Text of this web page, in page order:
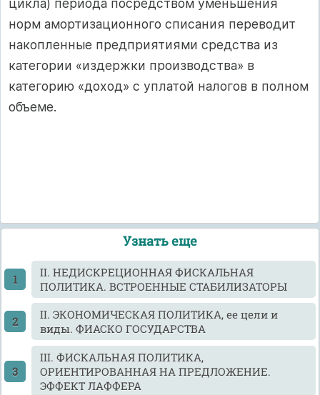
цикла) периода посредством уменьшения
норм амортизационного списания переводит
накопленные предприятиями средства из
категории «издержки производства» в
категорию «доход» с уплатой налогов в полном
объеме.
Узнать еще
II. НЕДИСКРЕЦИОННАЯ ФИСКАЛЬНАЯ
ПОЛИТИКА. ВСТРОЕННЫЕ СТАБИЛИЗАТОРЫ
II. ЭКОНОМИЧЕСКАЯ ПОЛИТИКА, ее цели и
виды. ФИАСКО ГОСУДАРСТВА
III. ФИСКАЛЬНАЯ ПОЛИТИКА,
ОРИЕНТИРОВАННАЯ НА ПРЕДЛОЖЕНИЕ.
ЭФФЕКТ ЛАФФЕРА